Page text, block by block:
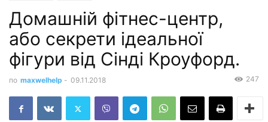
Домашній фітнес-центр,
або секрети ідеальної
фігури від Сінді Кроуфорд.
по maxwelhelp - 09.11.2018 247